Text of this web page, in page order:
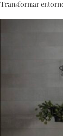
Transformar